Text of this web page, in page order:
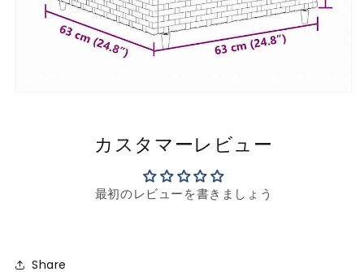
カスタマーレビュー
最初のレビューを書きましょう
Share